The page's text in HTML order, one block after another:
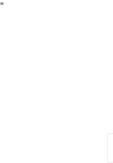
"